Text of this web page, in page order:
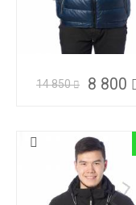
14 850 8 800